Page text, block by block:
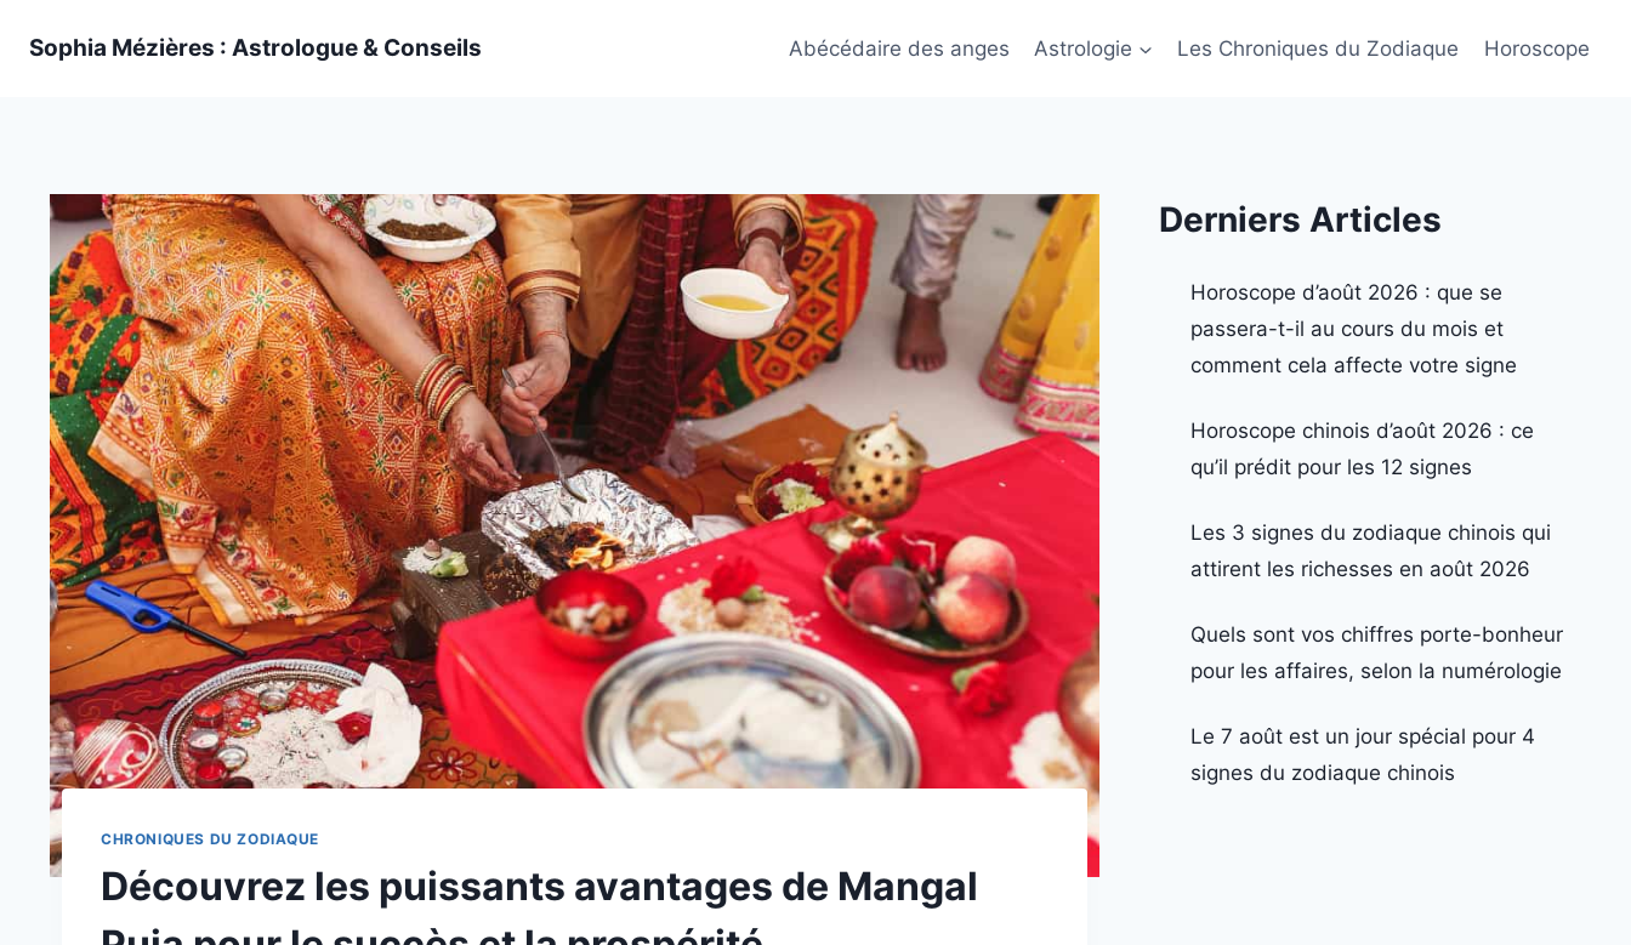
Sophia Mézières : Astrologue & Conseils Abécédaire des anges Astrologie Les Chroniques du Zodiaque Horoscope
CHRONIQUES DU ZODIAQUE
Découvrez les puissants avantages de Mangal
Derniers Articles
Horoscope d’août 2026 : que se
passera-t-il au cours du mois et
comment cela affecte votre signe
Horoscope chinois d’août 2026 : ce
qu’il prédit pour les 12 signes
Les 3 signes du zodiaque chinois qui
attirent les richesses en août 2026
Quels sont vos chiffres porte-bonheur
pour les affaires, selon la numérologie
Le 7 août est un jour spécial pour 4
signes du zodiaque chinois